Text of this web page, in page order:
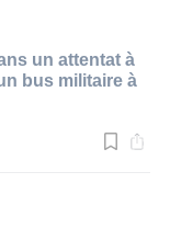
un attentat à
bus militaire à